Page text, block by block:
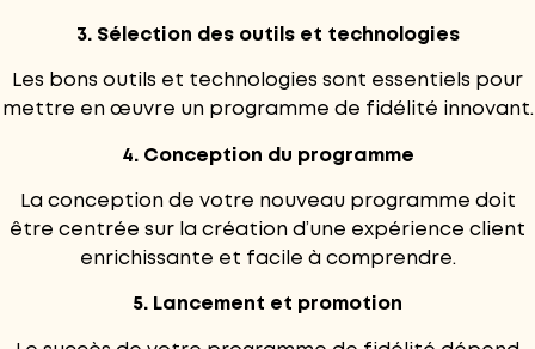
3. Sélection des outils et technologies
Les bons outils et technologies sont essentiels pour
mettre en œuvre un programme de fidélité innovant.
4. Conception du programme
La conception de votre nouveau programme doit
être centrée sur la création d’une expérience client
enrichissante et facile à comprendre.
5. Lancement et promotion